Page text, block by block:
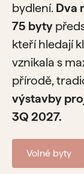
bydlení. Dva
75 byty
kteří hledají
vznikala s
přírodě,
výstavby
3Q 2027.
Volné byty